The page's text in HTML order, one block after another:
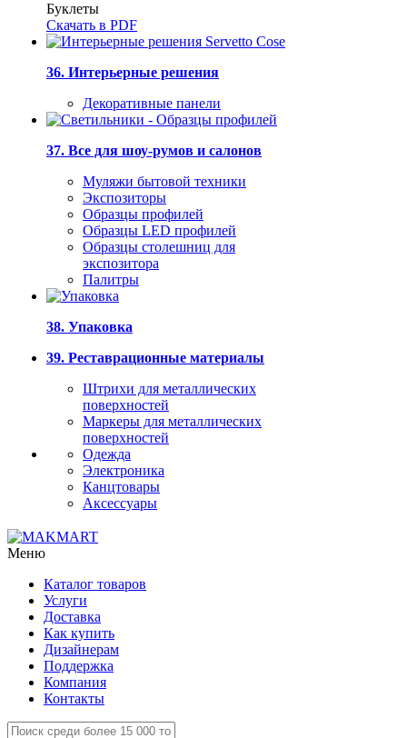
Буклеты
Скачать в PDF
36. Интерьерные решения
Декоративные панели
37. Все для шоу-румов и салонов
Муляжи бытовой техники
Экспозиторы
Образцы профилей
Образцы LED профилей
Образцы столешниц для
экспозитора
Палитры
38. Упаковка
39. Реставрационные материалы
Штрихи для металлических
поверхностей
Маркеры для металлических
поверхностей
Одежда
Электроника
Канцтовары
Аксессуары
Меню
Каталог товаров
Услуги
Доставка
Как купить
Дизайнерам
Поддержка
Компания
Контакты